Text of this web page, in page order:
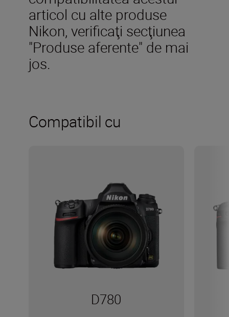
articol cu alte produse
Nikon, verificaţi secţiunea
"Produse aferente" de mai
jos.
Compatibil cu
D780